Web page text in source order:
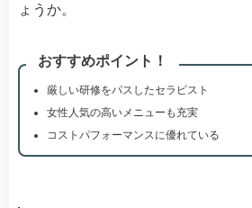
ょうか。
おすすめポイント！
厳しい研修をパスしたセラピスト
女性人気の高いメニューも充実
コストパフォーマンスに優れている